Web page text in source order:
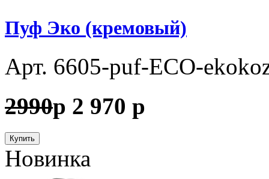
Пуф Эко (кремовый)
Арт. 6605-puf-ECO-
2990p 2 970 p
Купить
Новинка